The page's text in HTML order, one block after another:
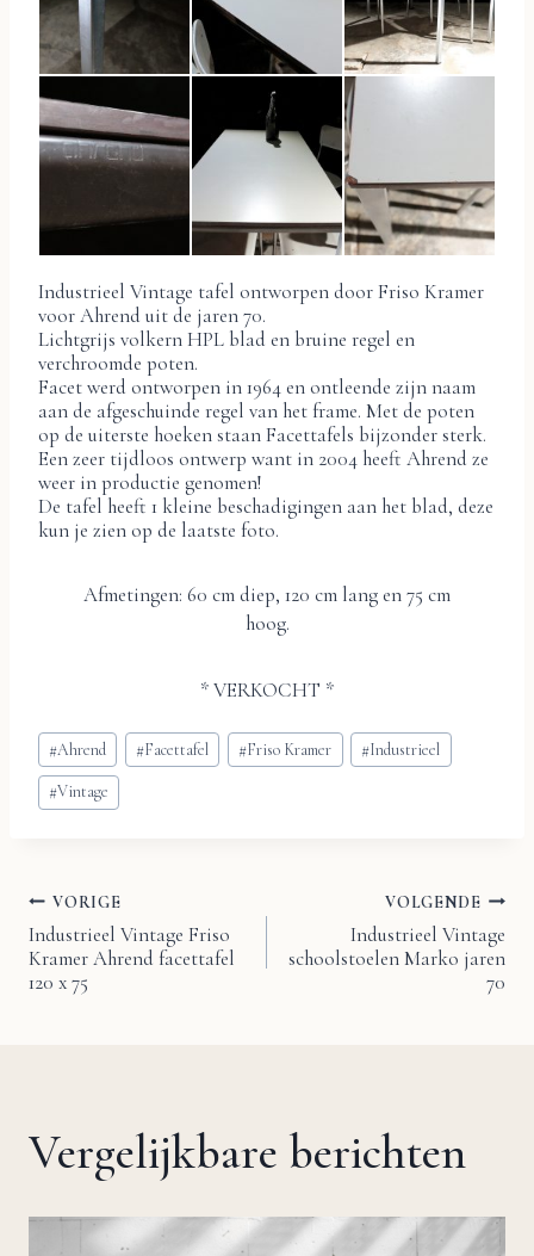
Industrieel Vintage tafel ontworpen door Friso Kramer
voor Ahrend uit de jaren 70.
Lichtgrijs volkern HPL blad en bruine regel en
verchroomde poten.
Facet werd ontworpen in 1964 en ontleende zijn naam
aan de afgeschuinde regel van het frame. Met de poten
op de uiterste hoeken staan Facettafels bijzonder sterk.
Een zeer tijdloos ontwerp want in 2004 heeft Ahrend ze
weer in productie genomen!
De tafel heeft 1 kleine beschadigingen aan het blad, deze
kun je zien op de laatste foto.
Afmetingen: 60 cm diep, 120 cm lang en 75 cm
hoog.
* VERKOCHT *
Bericht
tags:
#Ahrend #Facettafel #Friso Kramer #Industrieel
#Vintage
Bericht
navigatie
VORIGE
Industrieel Vintage Friso
Kramer Ahrend facettafel
120 x 75
VOLGENDE
Industrieel Vintage
schoolstoelen Marko jaren
70
Vergelijkbare berichten